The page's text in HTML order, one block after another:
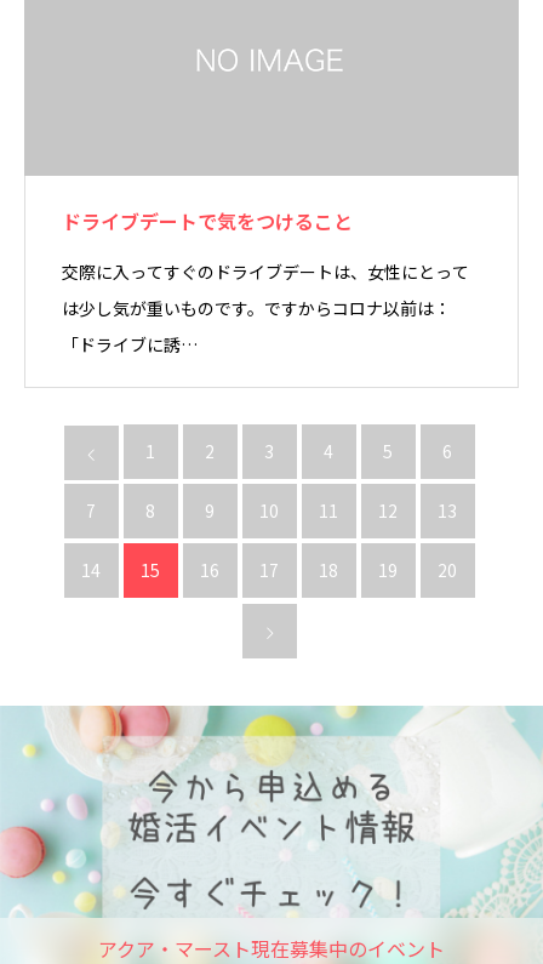
ドライブデートで気をつけること
交際に入ってすぐのドライブデートは、女性にとって
は少し気が重いものです。ですからコロナ以前は：
「ドライブに誘…
1 2 3 4 5 6
7 8 9 10 11 12 13
14 15 16 17 18 19 20
アクア・マースト現在募集中のイベント